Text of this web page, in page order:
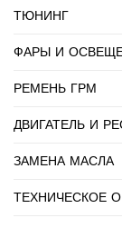
ТЮНИНГ
ФАРЫ И
РЕМЕНЬ ГРМ
ДВИГАТЕЛЬ И
ЗАМЕНА МАСЛА
ТЕХНИЧЕСКОЕ